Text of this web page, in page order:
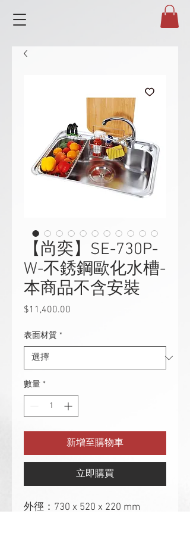
【尚奕】SE-730P-
W-不銹鋼歐化水槽-
本商品不含安裝
$11,400.00
表面材質 *
數量 *
新增至購物車
立即購買
外徑：730 x 520 x 220 mm